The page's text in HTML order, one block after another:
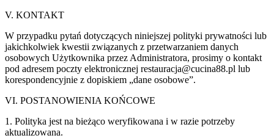
V. KONTAKT
W przypadku pytań dotyczących niniejszej polityki prywatności lub
jakichkolwiek kwestii związanych z przetwarzaniem danych
osobowych Użytkownika przez Administratora, prosimy o kontakt
pod adresem poczty elektronicznej restauracja@cucina88.pl lub
korespondencyjnie z dopiskiem „dane osobowe”.
VI. POSTANOWIENIA KOŃCOWE
1. Polityka jest na bieżąco weryfikowana i w razie potrzeby
aktualizowana.